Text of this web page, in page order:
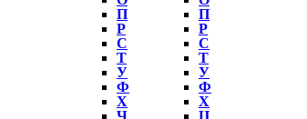
П
Р
С
Т
У
Ф
Х
Ч
П
Р
С
Т
У
Ф
Х
Ц